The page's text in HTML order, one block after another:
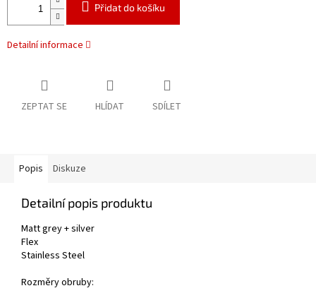
Přidat do košíku
Detailní informace
ZEPTAT SE HLÍDAT SDÍLET
Popis Diskuze
Detailní popis produktu
Matt grey + silver
Flex
Stainless Steel
Rozměry obruby: